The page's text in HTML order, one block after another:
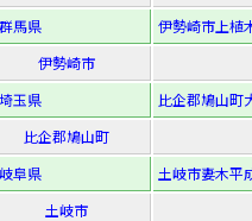
群馬県
伊勢崎市上植
伊勢崎市
埼玉県
比企郡鳩山町
比企郡鳩山町
岐阜県
土岐市妻木平
土岐市